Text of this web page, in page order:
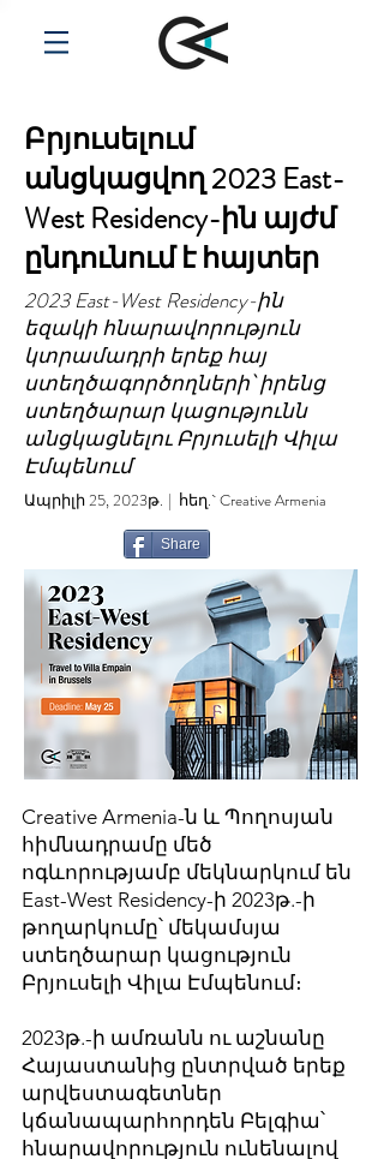
Բրյուսելում
անցկացվող 2023 East-
West Residency-ին այժմ
ընդունում է հայտեր
2023 East-West Residency-ին
եզակի հնարավորություն
կտրամադրի երեք հայ
ստեղծագործողների՝ իրենց
ստեղծարար կացությունն
անցկացնելու Բրյուսելի Վիլա
Էմպենում
Ապրիլի 25, 2023թ. | հեղ.` Creative Armenia
Share
Creative Armenia-ն և Պողոսյան
հիմնադրամը մեծ
ոգևորությամբ մեկնարկում են
East-West Residency-ի 2023թ.-ի
թողարկումը՝ մեկամսյա
ստեղծարար կացություն
Բրյուսելի Վիլա Էմպենում։
2023թ.-ի ամռանն ու աշնանը
Հայաստանից ընտրված երեք
արվեստագետներ
կճանապարհորդեն Բելգիա՝
հնարավորություն ունենալով